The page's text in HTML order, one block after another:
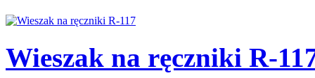
Wieszak na ręczniki R-